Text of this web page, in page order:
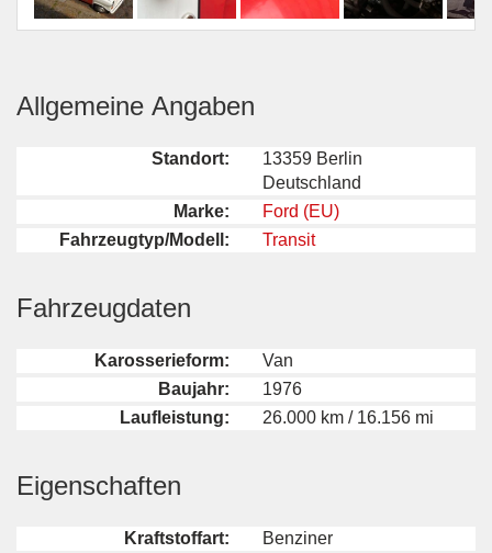
Allgemeine Angaben
Standort:
13359 Berlin
Deutschland
Marke:
Ford (EU)
Fahrzeugtyp/Modell:
Transit
Fahrzeugdaten
Karosserieform:
Van
Baujahr:
1976
Laufleistung:
26.000 km / 16.156 mi
Eigenschaften
Kraftstoffart:
Benziner